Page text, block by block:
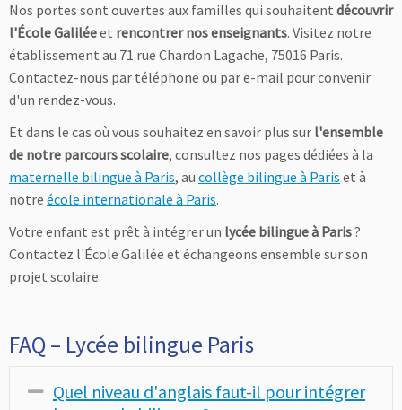
Nos portes sont ouvertes aux familles qui souhaitent découvrir
l'École Galiléeet rencontrer nos enseignants. Visitez notre
établissement au 71 rue Chardon Lagache, 75016 Paris.
Contactez-nous par téléphone ou par e-mail pour convenir
d'un rendez-vous.
Et dans le cas où vous souhaitez en savoir plus sur l'ensemble
de notre parcours scolaire, consultez nos pages dédiées à la
maternelle bilingue à Paris, au collège bilingue à Paris et à
notre école internationale à Paris.
Votre enfant est prêt à intégrer un lycée bilingue à Paris?
Contactez l'École Galilée et échangeons ensemble sur son
projet scolaire.
FAQ – Lycée bilingue Paris
Replier
Quel niveau d'anglais faut-il pour intégrer